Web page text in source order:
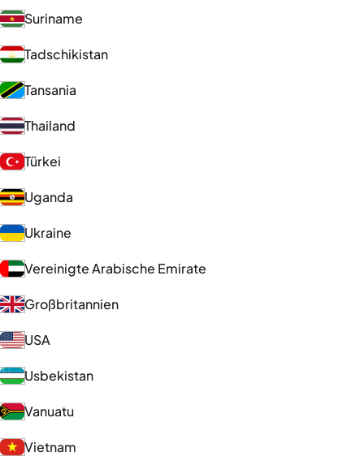
Suriname
Tadschikistan
Tansania
Thailand
Türkei
Uganda
Ukraine
Vereinigte Arabische Emirate
Großbritannien
USA
Usbekistan
Vanuatu
Vietnam